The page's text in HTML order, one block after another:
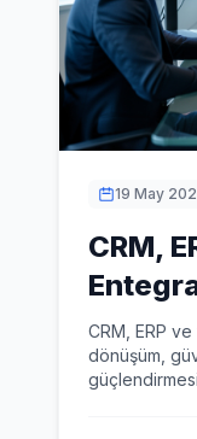
19 May
CRM,
CRM, ERP
dönüşüm,